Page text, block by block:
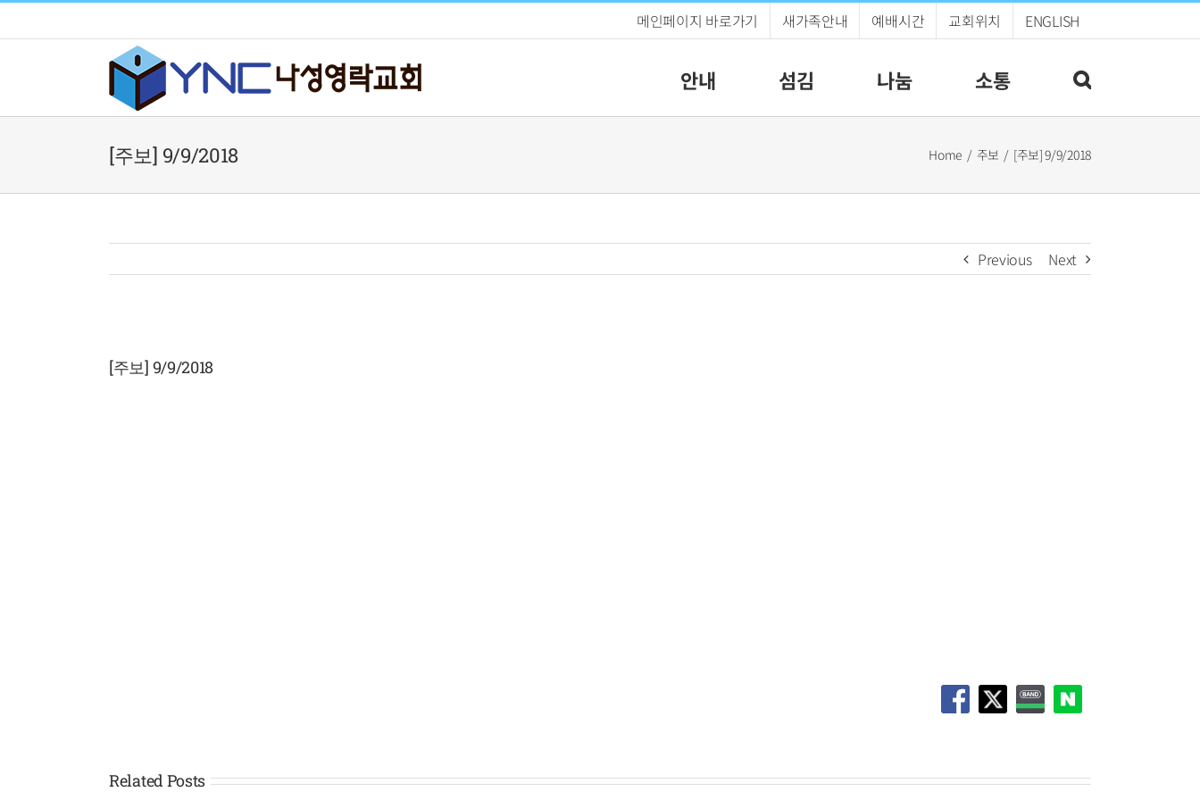
to
메인페이지 바로가기 새가족안내 예배시간 교회위치 ENGLISH
안내 섬김 나눔 소통
[주보] 9/9/2018 Home 주보 [주보] 9/9/2018
Previous Next
Larger
[주보] 9/9/2018
Related Posts